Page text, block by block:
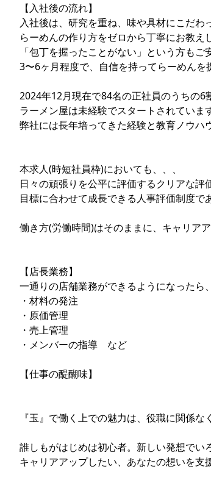
【入社後の流れ】
入社後は、研究を重ね、味や具材にこだわ
らーめんの作り方をゼロから丁寧にお教え
「包丁を握ったことがない」という方もご
3〜6ヶ月程度で、自信を持ってらーめんを
2024年12月現在で84名の正社員のうちの6
ラーメン屋は未経験でスタートされています
弊社には長年培ってきた経験と教育ノウハ
本求人(時短社員枠)においても、、、
日々の頑張りを公平に評価するクリアな評
目標に合わせて成長できる人事評価制度で
働き方(労働時間)はそのままに、キャリア
【店長業務】
一通りの店舗業務ができるようになったら
・材料の発注
・原価管理
・売上管理
・メンバーの指導 など
【仕事の醍醐味】
『玉』で働く上での魅力は、役職に関係
誰しもがはじめは初心者。新しい発想でい
キャリアアップしたい、あなたの想いを支